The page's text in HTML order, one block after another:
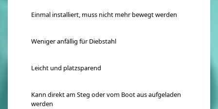
Einmal installiert, muss nicht mehr bewegt werden
Weniger anfällig für Diebstahl
Leicht und platzsparend
Kann direkt am Steg oder vom Boot aus aufgeladen
werden